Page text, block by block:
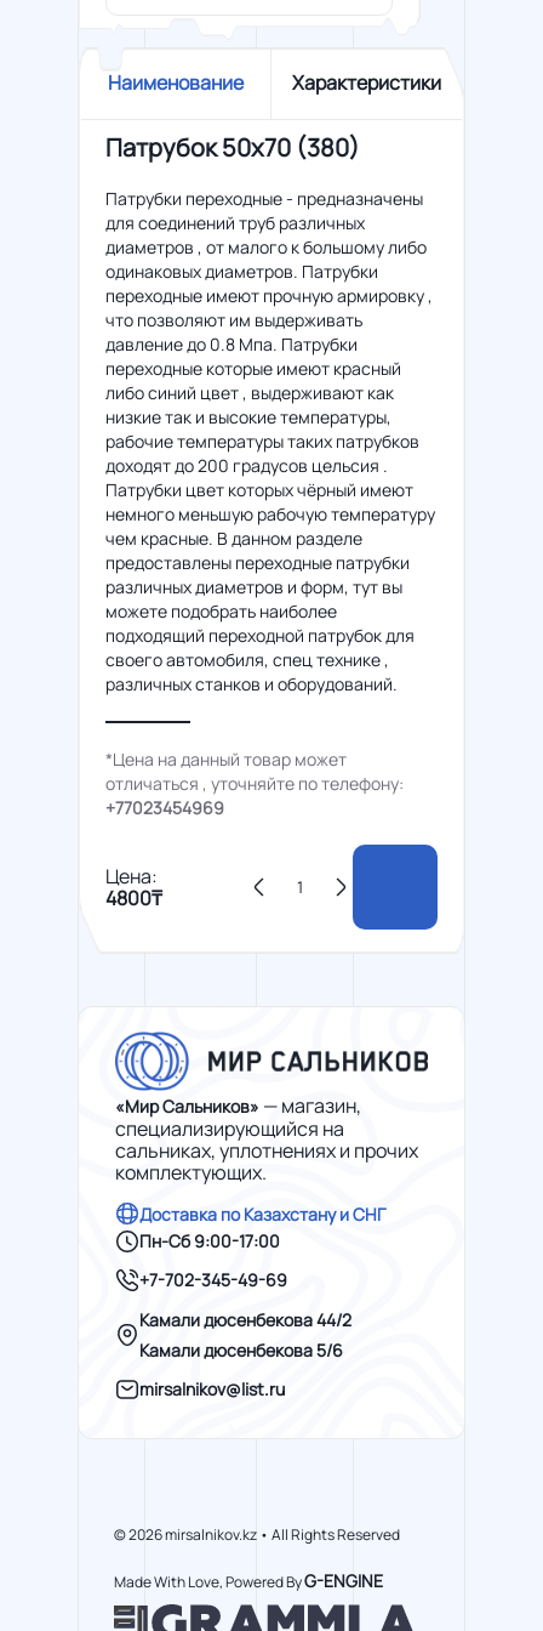
Наименование Характеристики
Патрубок 50x70 (380)
Патрубки переходные - предназначены
для соединений труб различных
диаметров , от малого к большому либо
одинаковых диаметров. Патрубки
переходные имеют прочную армировку ,
что позволяют им выдерживать
давление до 0.8 Мпа. Патрубки
переходные которые имеют красный
либо синий цвет , выдерживают как
низкие так и высокие температуры,
рабочие температуры таких патрубков
доходят до 200 градусов цельсия .
Патрубки цвет которых чёрный имеют
немного меньшую рабочую температуру
чем красные. В данном разделе
предоставлены переходные патрубки
различных диаметров и форм, тут вы
можете подобрать наиболее
подходящий переходной патрубок для
своего автомобиля, спец технике ,
различных станков и оборудований.
*Цена на данный товар может
отличаться , уточняйте по телефону:
+77023454969
Цена:
4800₸
«Мир Сальников» — магазин,
специализирующийся на
сальниках, уплотнениях и прочих
комплектующих.
Доставка по Казахстану и СНГ
Пн-Сб 9:00-17:00
+7-702-345-49-69
Камали дюсенбекова 44/2
Камали дюсенбекова 5/6
mirsalnikov@list.ru
© 2026 mirsalnikov.kz • All Rights Reserved
Made With Love, Powered ByG-ENGINE